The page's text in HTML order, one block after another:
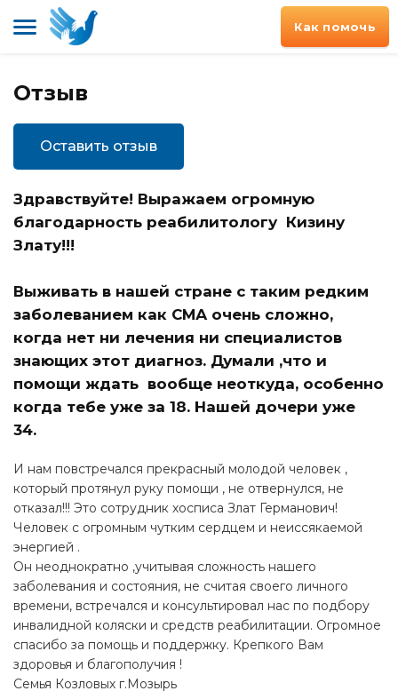
Как помочь
Отзыв
Оставить отзыв
Здравствуйте! Выражаем огромную
благодарность реабилитологу Кизину
Злату!!!
Выживать в нашей стране с таким редким
заболеванием как СМА очень сложно,
когда нет ни лечения ни специалистов
знающих этот диагноз. Думали ,что и
помощи ждать вообще неоткуда, особенно
когда тебе уже за 18. Нашей дочери уже
34.
И нам повстречался прекрасный молодой человек ,
который протянул руку помощи , не отвернулся, не
отказал!!! Это сотрудник хосписа Злат Германович!
Человек с огромным чутким сердцем и неиссякаемой
энергией .
Он неоднократно ,учитывая сложность нашего
заболевания и состояния, не считая своего личного
времени, встречался и консультировал нас по подбору
инвалидной коляски и средств реабилитации. Огромное
спасибо за помощь и поддержку. Крепкого Вам
здоровья и благополучия !
Семья Козловых г.Мозырь